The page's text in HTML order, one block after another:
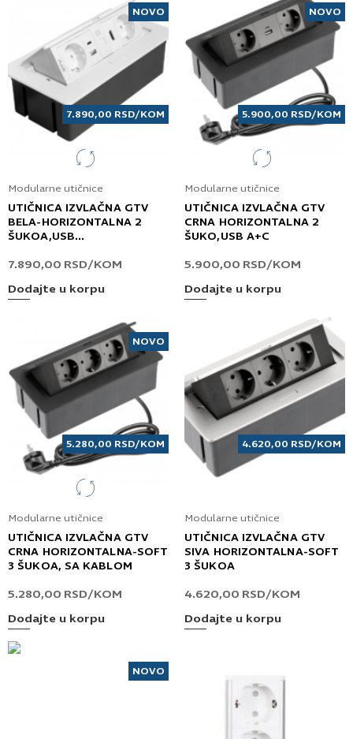
NOVO
7.890,00 RSD/KOM
Modularne utičnice
UTIČNICA IZVLAČNA GTV
BELA-HORIZONTALNA 2
ŠUKOA,USB
7.890,00 RSD/KOM
Dodajte u korpu
NOVO
5.900,00 RSD/KOM
Modularne utičnice
UTIČNICA IZVLAČNA GTV
CRNA HORIZONTALNA 2
ŠUKO,USB A+C
5.900,00 RSD/KOM
Dodajte u korpu
NOVO
5.280,00 RSD/KOM
Modularne utičnice
UTIČNICA IZVLAČNA GTV
CRNA HORIZONTALNA-SOFT
3 ŠUKOA, SA KABLOM
5.280,00 RSD/KOM
Dodajte u korpu
4.620,00 RSD/KOM
Modularne utičnice
UTIČNICA IZVLAČNA GTV
SIVA HORIZONTALNA-SOFT
3 ŠUKOA
4.620,00 RSD/KOM
Dodajte u korpu
NOVO